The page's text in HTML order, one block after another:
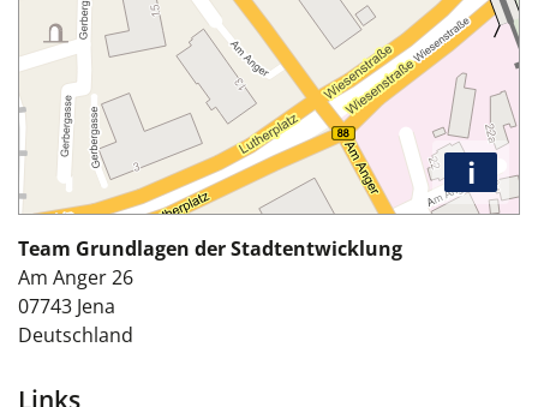
i
Team Grundlagen der Stadtentwicklung
Am Anger 26
07743 Jena
Deutschland
Links